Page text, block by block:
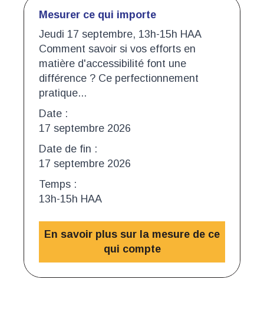
Mesurer ce qui importe
Jeudi 17 septembre, 13h-15h HAA
Comment savoir si vos efforts en
matière d'accessibilité font une
différence ? Ce perfectionnement
pratique...
Date :
17 septembre 2026
Date de fin :
17 septembre 2026
Temps :
13h-15h HAA
En savoir plus sur la mesure de ce
qui compte